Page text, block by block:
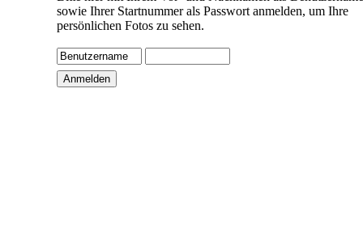
sowie Ihrer Startnummer als Passwort anmelden, um Ihre
persönlichen Fotos zu sehen.